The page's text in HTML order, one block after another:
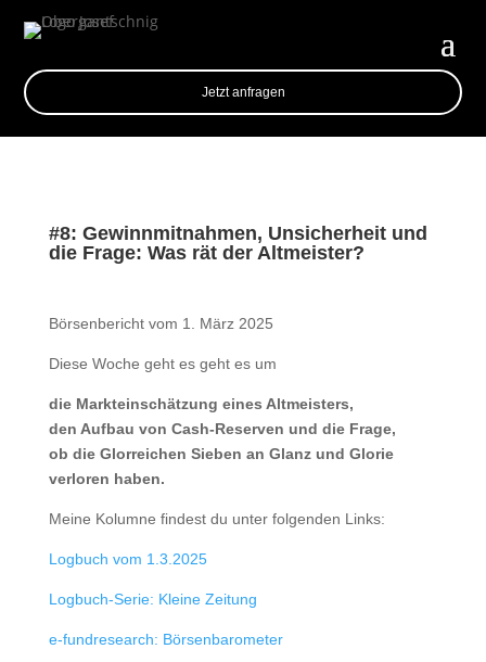
Jetzt anfragen
#8: Gewinnmitnahmen, Unsicherheit und
die Frage: Was rät der Altmeister?
Börsenbericht vom 1. März 2025
Diese Woche geht es geht es um
die Markteinschätzung eines Altmeisters,
den Aufbau von Cash-Reserven und die Frage,
ob die Glorreichen Sieben an Glanz und Glorie
verloren haben.
Meine Kolumne findest du unter folgenden Links:
Logbuch vom 1.3.2025
Logbuch-Serie: Kleine Zeitung
e-fundresearch: Börsenbarometer